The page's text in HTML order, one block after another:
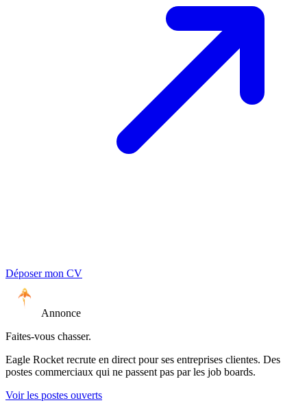
Déposer mon CV
Annonce
Faites-vous chasser.
Eagle Rocket recrute en direct pour ses entreprises clientes. Des
postes commerciaux qui ne passent pas par les job boards.
Voir les postes ouverts